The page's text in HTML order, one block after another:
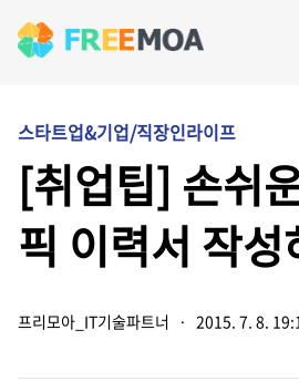
스타트업&기업/직장인라이프
[취업팁] 손쉬
픽 이력서 작성
프리모아_IT기술파트너 · 2015. 7. 8.